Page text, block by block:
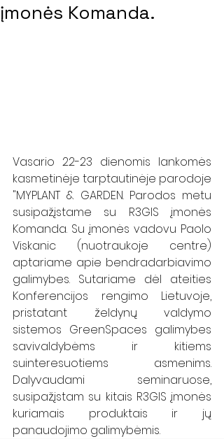
įmonės Komanda.
Vasario 22-23 dienomis lankomės
kasmetinėje tarptautinėje parodoje
"MYPLANT & GARDEN. Parodos metu
susipažįstame su R3GIS įmonės
Komanda. Su įmonės vadovu Paolo
Viskanic (nuotraukoje centre)
aptariame apie bendradarbiavimo
galimybes. Sutariame dėl ateities
Konferencijos rengimo Lietuvoje,
pristatant želdynų valdymo
sistemos GreenSpaces galimybes
savivaldybėms ir kitiems
suinteresuotiems asmenims.
Dalyvaudami seminaruose,
susipažįstam su kitais R3GIS įmonės
kuriamais produktais ir jų
panaudojimo galimybėmis.